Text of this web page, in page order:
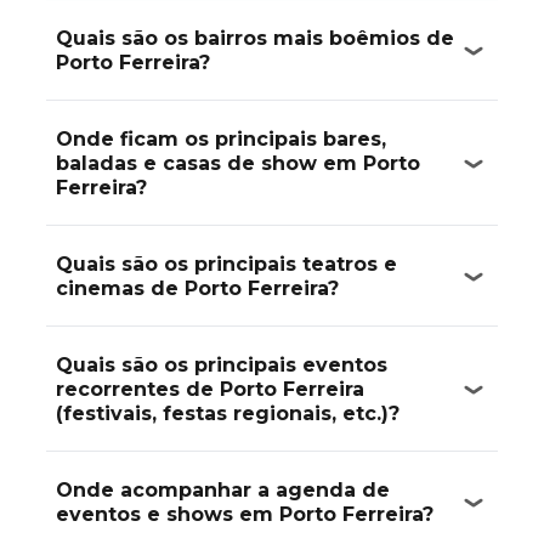
Quais são os bairros mais boêmios de
Porto Ferreira?
Onde ficam os principais bares,
baladas e casas de show em Porto
Ferreira?
Quais são os principais teatros e
cinemas de Porto Ferreira?
Quais são os principais eventos
recorrentes de Porto Ferreira
(festivais, festas regionais, etc.)?
Onde acompanhar a agenda de
eventos e shows em Porto Ferreira?